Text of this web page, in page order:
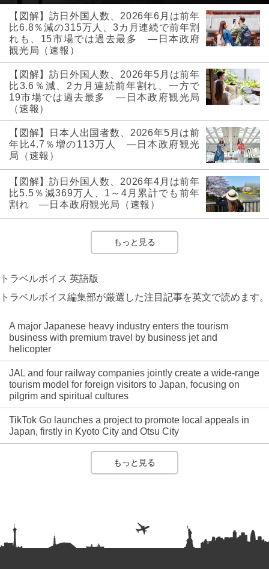
【図解】訪日外国人数、2026年6月は前年
比6.8％減の315万人、3カ月連続で前年割
れも、15市場では過去最多 ―日本政府
観光局（速報）
【図解】訪日外国人数、2026年5月は前年
比3.6％減、2カ月連続前年割れ、一方で
19市場では過去最多 ―日本政府観光局
（速報）
【図解】日本人出国者数、2026年5月は前
年比4.7％増の113万人 ―日本政府観光
局（速報）
【図解】訪日外国人数、2026年4月は前年
比5.5％減369万人、1～4月累計でも前年
割れ ―日本政府観光局（速報）
もっと見る
トラベルボイス 英語版
トラベルボイス編集部が厳選した注目記事を英文で読めます。
A major Japanese heavy industry enters the tourism
business with premium travel by business jet and
helicopter
JAL and four railway companies jointly create a wide-range
tourism model for foreign visitors to Japan, focusing on
pilgrim and spiritual cultures
TikTok Go launches a project to promote local appeals in
Japan, firstly in Kyoto City and Otsu City
もっと見る